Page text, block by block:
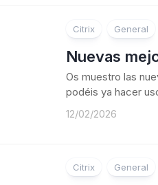
Citrix General
Nuevas
Os muestro las
podéis ya hacer
12/02/2026
Citrix General